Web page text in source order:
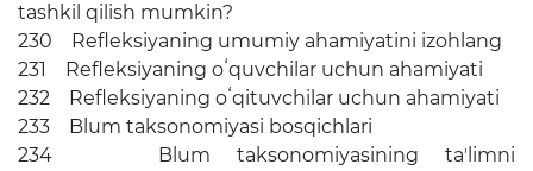
tashkil qilish mumkin?
230 Refleksiyaning umumiy ahamiyatini izohlang
231 Refleksiyaning oʻquvchilar uchun ahamiyati
232 Refleksiyaning oʻqituvchilar uchun ahamiyati
233 Blum taksonomiyasi bosqichlari
234 Blum taksonomiyasining taʼlimni